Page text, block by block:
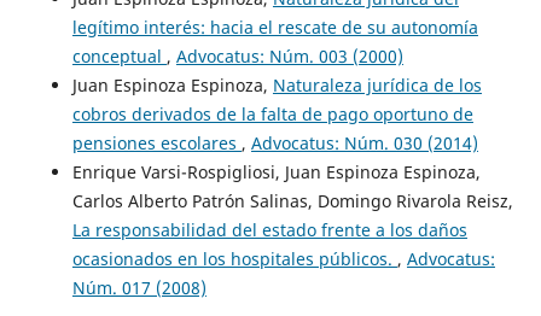
legítimo interés: hacia el rescate de su autonomía
conceptual , Advocatus: Núm. 003 (2000)
Juan Espinoza Espinoza, Naturaleza jurídica de los
cobros derivados de la falta de pago oportuno de
pensiones escolares , Advocatus: Núm. 030 (2014)
Enrique Varsi-Rospigliosi, Juan Espinoza Espinoza,
Carlos Alberto Patrón Salinas, Domingo Rivarola Reisz,
La responsabilidad del estado frente a los daños
ocasionados en los hospitales públicos. , Advocatus:
Núm. 017 (2008)